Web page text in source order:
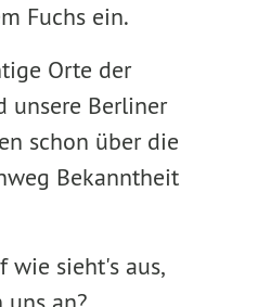
Fuchs ein.
Orte der
unsere Berliner
schon über die
Bekanntheit
wie sieht's aus,